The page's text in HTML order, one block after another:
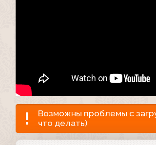
Возможны проблемы с
что делать)